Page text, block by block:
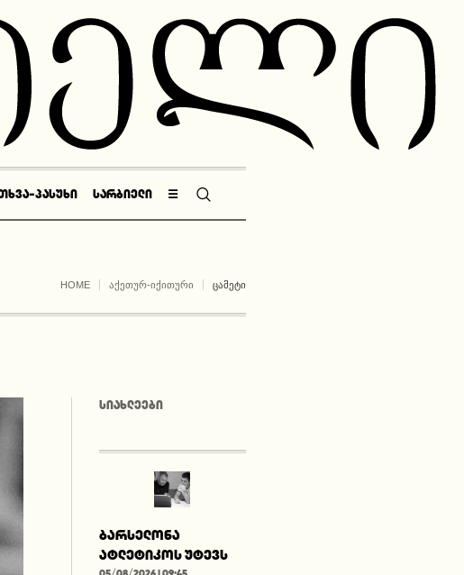
ᲞᲐᲡᲣᲮᲘ ᲡᲐᲠᲑᲘᲔᲚᲘ ☰
HOME ᲐᲥᲔᲗᲣᲠ-ᲘᲥᲘᲗᲣᲠᲘ ᲪᲐᲛᲔᲢᲘ
ᲡᲘᲐᲮᲚᲔᲔᲑᲘ
ბარსელონა
ატლეტიკოს უტევს